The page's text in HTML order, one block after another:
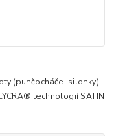
(punčocháče, silonky)
technologií SATIN